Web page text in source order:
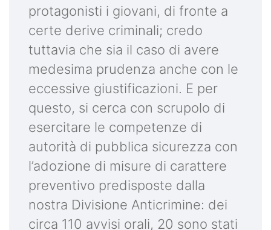
protagonisti i giovani, di fronte a
certe derive criminali; credo
tuttavia che sia il caso di avere
medesima prudenza anche con le
eccessive giustificazioni. E per
questo, si cerca con scrupolo di
esercitare le competenze di
autorità di pubblica sicurezza con
l’adozione di misure di carattere
preventivo predisposte dalla
nostra Divisione Anticrimine: dei
circa 110 avvisi orali, 20 sono stati